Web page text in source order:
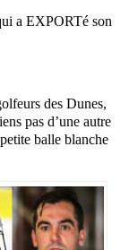
a EXPORTé son
des Dunes,
pas d’une autre
balle blanche